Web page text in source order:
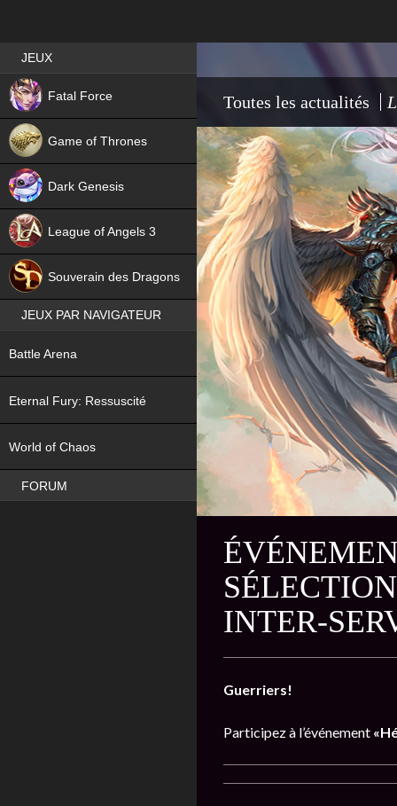
Toutes les actualités
INTER-
Guerriers!
Participez à l’événement
Best RPG games in France
JEUX
Fatal Force
NEW
Game of Thrones
Dark Genesis
League of Angels 3
Souverain des Dragons
JEUX PAR NAVIGATEUR
Battle Arena
Eternal Fury: Ressuscité
World of Chaos
FORUM